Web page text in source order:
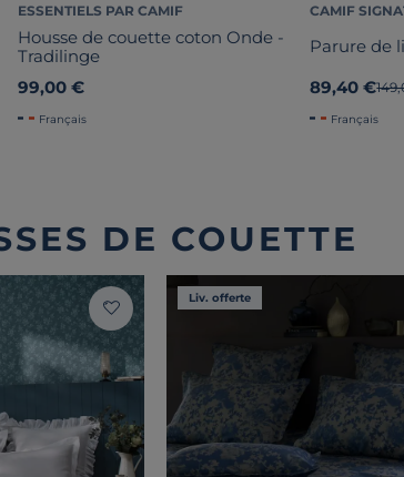
ESSENTIELS PAR CAMIF
Housse de couette coton Onde -
Tradilinge
99,00 €
Français
CAMIF
Parure de
89,40 €
Français
DE COUETTE
Liv. offerte